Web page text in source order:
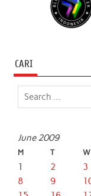
CARI
June 2009
M T W
1 2 3
8
9